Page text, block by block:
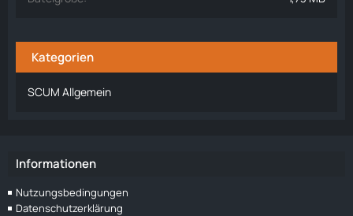
Kategorien
SCUM Allgemein
Informationen
Nutzungsbedingungen
Datenschutzerklärung